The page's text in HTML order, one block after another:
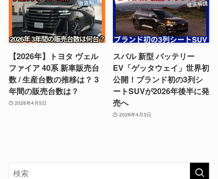
【2026年】トヨタ ヴェル
ファイア 40系 新車販売台
数 / 生産台数の推移は？ 3
年間の販売台数は？
2026年4月5日
スバル 新型 バッテリー
EV「ゲッタウェイ」世界初
公開！ブランド初の3列シ
ートSUVが2026年後半に発
売へ
2026年4月3日